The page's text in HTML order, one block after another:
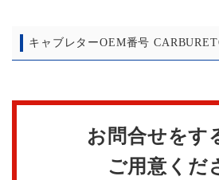
キャブレターOEM番号
お問合せをす
ご用意くだ